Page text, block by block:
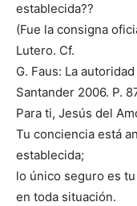
establecida??
(Fue la consigna
Lutero. Cf.
G. Faus: La
Santander 2006. P.
Para ti, Jesús del
Tu conciencia está
establecida;
lo único seguro es
en toda situación.